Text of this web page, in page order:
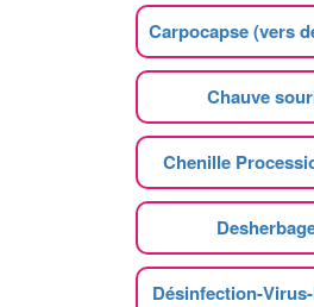
Carpocapse (vers
Chauve
Chenille
Désinfection-